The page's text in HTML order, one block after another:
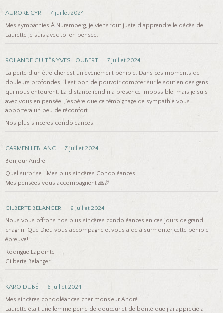
AURORE CYR
7 juillet 2024
Mes sympathies À Nuremberg, je viens tout juste d’apprendre le décès de
Laurette je suis avec toi en pensée.
ROLANDE GUITÉ&YVES LOUBERT
7 juillet 2024
La perte d’un être cher est un événement pénible. Dans ces moments de
douleurs profondes, il est bon de pouvoir compter sur le soutien des gens
qui nous entourent. La distance rend ma présence impossible, mais je suis
avec vous en pensée. J’espère que ce témoignage de sympathie vous
apportera un peu de réconfort.
Nos plus sincères condoléances.
CARMEN LEBLANC
7 juillet 2024
Bonjour André
Quel surprise….Mes plus sincères Condoléances
Mes pensées vous accompagnent 🙏🎉
GILBERTE BELANGER
6 juillet 2024
Nous vous offrons nos plus sincères condoléances en ces jours de grand
chagrin. Que Dieu vous accompagne et vous aide à surmonter cette pénible
épreuve!
Rodrigue Lapointe
Gilberte Belanger
KARO DUBÉ
6 juillet 2024
Mes sincères condoléances cher monsieur André.
Laurette était une femme peine de douceur et de bonté que j’ai apprécié a